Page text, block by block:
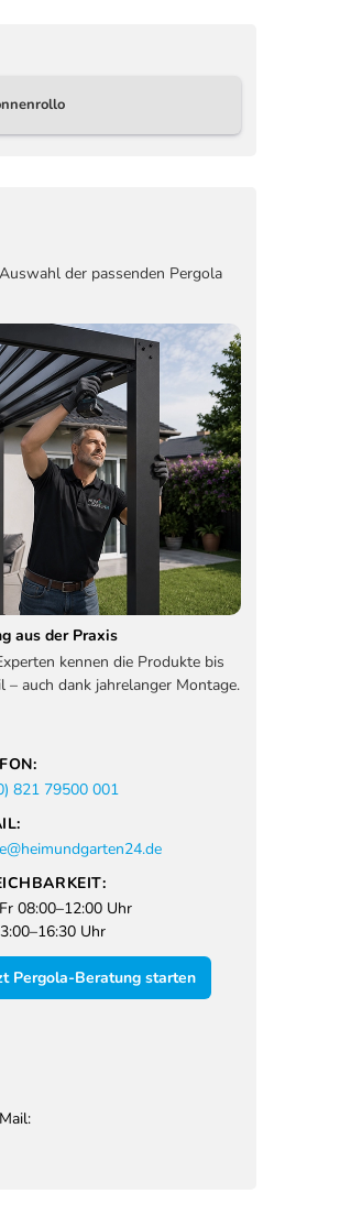
der passenden Pergola
aus der Praxis
kennen die Produkte bis
– auch dank jahrelanger Montage.
821 79500 001
08:00–12:00 Uhr
Uhr
Pergola-Beratung starten